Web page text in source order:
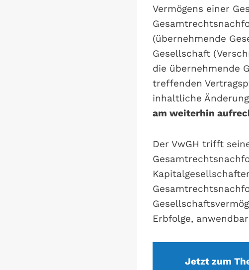
Vermögens einer
(übernehmende
Gesellschaft
die übernehmende
treffenden
inhaltliche
am weiterhin
Der VwGH trifft
Erbfolge,
Jetzt zum